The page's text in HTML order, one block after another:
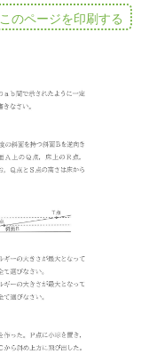
このページを印刷する